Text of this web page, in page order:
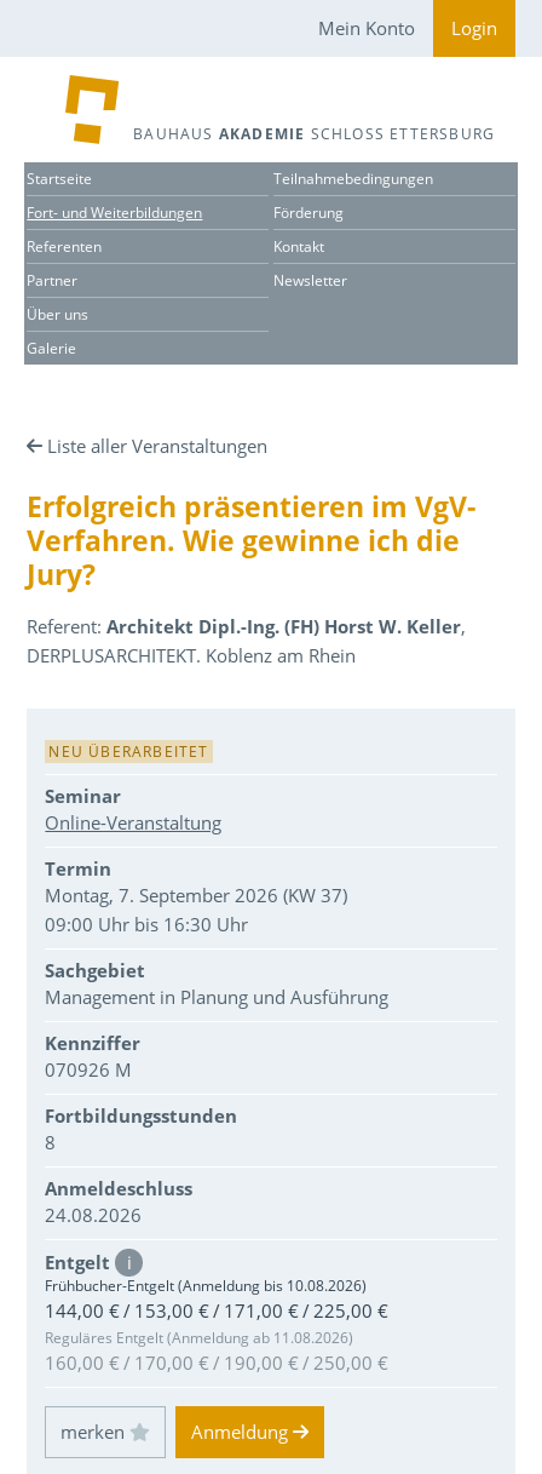
Mein Konto Login
BAUHAUS AKADEMIE SCHLOSS ETTERSBURG
Startseite
Fort- und Weiterbildungen
Referenten
Partner
Über uns
Galerie
Teilnahmebedingungen
Förderung
Kontakt
Newsletter
Liste aller Veranstaltungen
Erfolgreich präsentieren im VgV-
Verfahren. Wie gewinne ich die
Jury?
Referent:Architekt Dipl.-Ing. (FH) Horst W. Keller,
DERPLUSARCHITEKT. Koblenz am Rhein
Veranstaltungsdaten
NEU ÜBERARBEITET
Seminar
Online-Veranstaltung
Termin
Montag, 7. September 2026 (KW 37)
09:00 Uhr bis 16:30 Uhr
Sachgebiet
Management in Planung und Ausführung
Kennziffer
070926 M
Fortbildungsstunden
8
Anmeldeschluss
24.08.2026
Entgelt i
Frühbucher-Entgelt (Anmeldung bis 10.08.2026)
144,00 € / 153,00 € / 171,00 € / 225,00 €
Reguläres Entgelt (Anmeldung ab 11.08.2026)
160,00 € / 170,00 € / 190,00 € / 250,00 €
Einloggen und Merkliste benutzen
Anmeldung